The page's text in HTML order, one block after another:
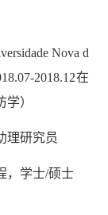
Nova d
2018.12在
学）
理研究员
，学士/硕士